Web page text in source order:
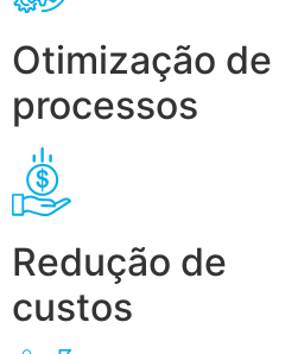
Otimização de
processos
Redução de
custos